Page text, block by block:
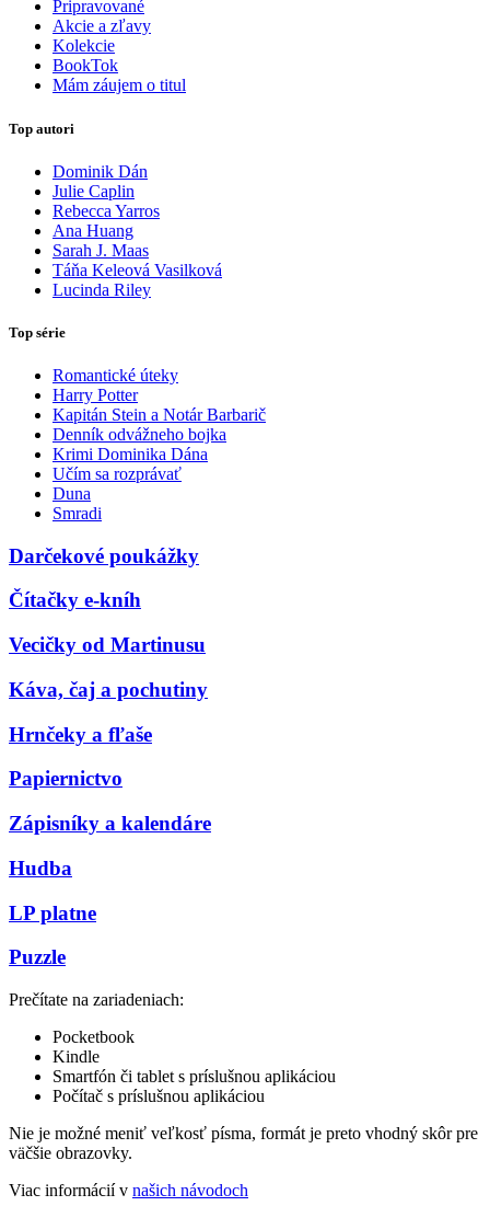
Pripravované
Akcie a zľavy
Kolekcie
BookTok
Mám záujem o titul
Top autori
Dominik Dán
Julie Caplin
Rebecca Yarros
Ana Huang
Sarah J. Maas
Táňa Keleová Vasilková
Lucinda Riley
Top série
Romantické úteky
Harry Potter
Kapitán Stein a Notár Barbarič
Denník odvážneho bojka
Krimi Dominika Dána
Učím sa rozprávať
Duna
Smradi
Darčekové poukážky
Čítačky e-kníh
Vecičky od Martinusu
Káva, čaj a pochutiny
Hrnčeky a fľaše
Papiernictvo
Zápisníky a kalendáre
Hudba
LP platne
Puzzle
Prečítate na zariadeniach:
Pocketbook
Kindle
Smartfón či tablet s príslušnou aplikáciou
Počítač s príslušnou aplikáciou
Nie je možné meniť veľkosť písma, formát je preto vhodný skôr pre
väčšie obrazovky.
Viac informácií v našich návodoch